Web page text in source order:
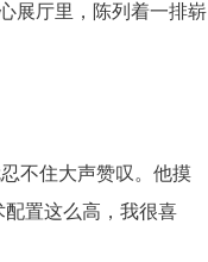
展厅里，陈列着一排崭
不住大声赞叹。他摸
置这么高，我很喜